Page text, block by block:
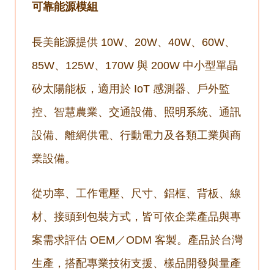
可靠能源模組
長美能源提供 10W、20W、40W、60W、
85W、125W、170W 與 200W 中小型單晶
矽太陽能板，適用於 IoT 感測器、戶外監
控、智慧農業、交通設備、照明系統、通訊
設備、離網供電、行動電力及各類工業與商
業設備。
從功率、工作電壓、尺寸、鋁框、背板、線
材、接頭到包裝方式，皆可依企業產品與專
案需求評估 OEM／ODM 客製。產品於台灣
生產，搭配專業技術支援、樣品開發與量產